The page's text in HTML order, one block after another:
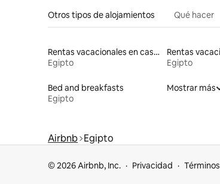
Otros tipos de alojamientos Qué hacer
Rentas vacacionales en casas adosadas
Egipto
Egipto
Bed and breakfasts
Egipto
Mostrar más
Airbnb Egipto
© 2026 Airbnb, Inc. Privacidad Términos